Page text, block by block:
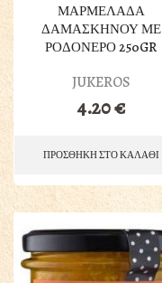
ΜΑΡΜΕΛΑΔΑ
ΔΑΜΑΣΚΗΝΟΥ ΜΕ
ΡΟΔΟΝΕΡΟ 250GR
JUKEROS
4.20€
ΠΡΟΣΘΗΚΗ ΣΤΟ ΚΑΛΑΘΙ